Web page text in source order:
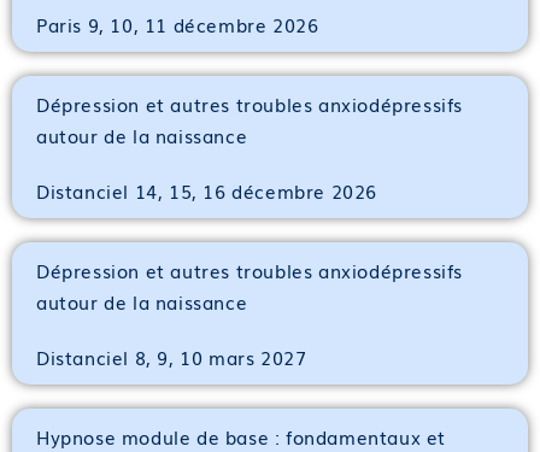
Paris 9, 10, 11 décembre 2026
Dépression et autres troubles anxiodépressifs
autour de la naissance
Distanciel 14, 15, 16 décembre 2026
Dépression et autres troubles anxiodépressifs
autour de la naissance
Distanciel 8, 9, 10 mars 2027
Hypnose module de base : fondamentaux et